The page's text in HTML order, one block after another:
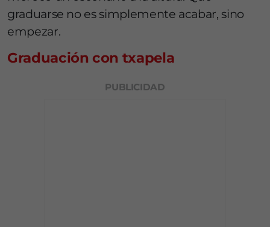
graduarse no es simplemente acabar, sino
empezar.
Graduación con txapela
PUBLICIDAD